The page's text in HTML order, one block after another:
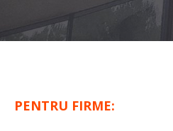
PENTRU FIRME: